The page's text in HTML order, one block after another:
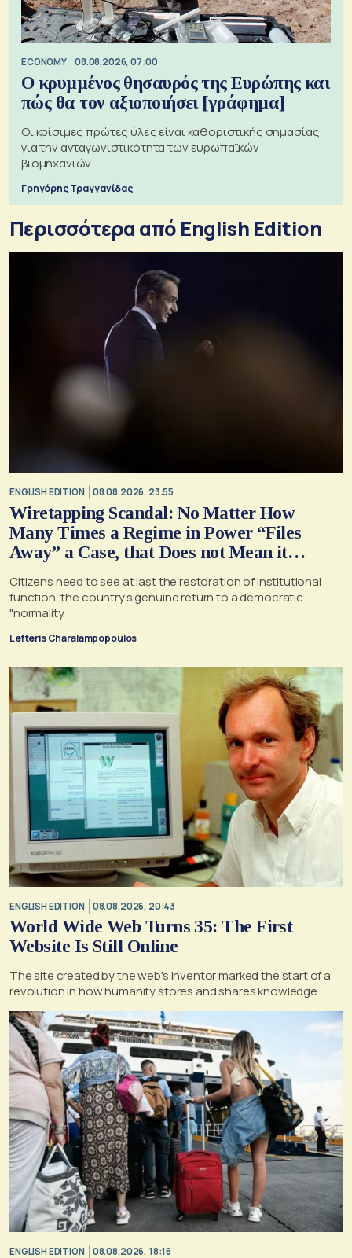
ECONOMY 08.08.2026, 07:00
Ο κρυμμένος θησαυρός της Ευρώπης και
πώς θα τον αξιοποιήσει [γράφημα]
Οι κρίσιμες πρώτες ύλες είναι καθοριστικής σημασίας
για την ανταγωνιστικότητα των ευρωπαϊκών
βιομηχανιών
Γρηγόρης Τραγγανίδας
Περισσότερα από English Edition
ENGLISH EDITION 08.08.2026, 23:55
Wiretapping Scandal: No Matter How
Many Times a Regime in Power “Files
Away” a Case, that Does not Mean it
Citizens need to see at last the restoration of institutional
function, the country's genuine return to a democratic
"normality.
Lefteris Charalampopoulos
ENGLISH EDITION 08.08.2026, 20:43
World Wide Web Turns 35: The First
Website Is Still Online
The site created by the web's inventor marked the start of a
revolution in how humanity stores and shares knowledge
ENGLISH EDITION 08.08.2026, 18:16